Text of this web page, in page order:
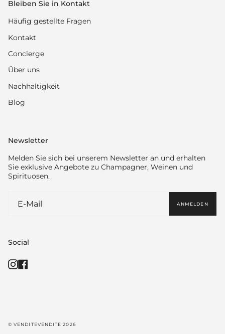
Bleiben Sie in Kontakt
Häufig gestellte Fragen
Kontakt
Concierge
Über uns
Nachhaltigkeit
Blog
Newsletter
Melden Sie sich bei unserem Newsletter an und erhalten
Sie exklusive Angebote zu Champagner, Weinen und
Spirituosen.
ANMELDEN
Social
Instagram
© VENDITEVENDITE 2026